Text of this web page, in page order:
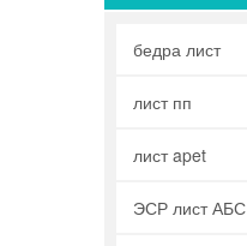
бедра лист
лист пп
лист apet
ЭСР лист АБС